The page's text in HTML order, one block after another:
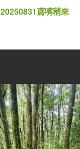
20250831鳶嘴稍來